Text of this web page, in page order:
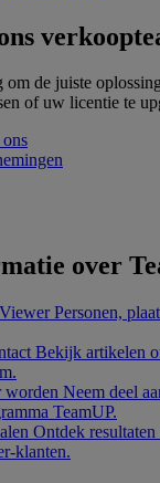
de juiste
of uw licentie te
over
Personen,
Bekijk artikelen
worden Neem deel
TeamUP.
Ontdek
klanten.